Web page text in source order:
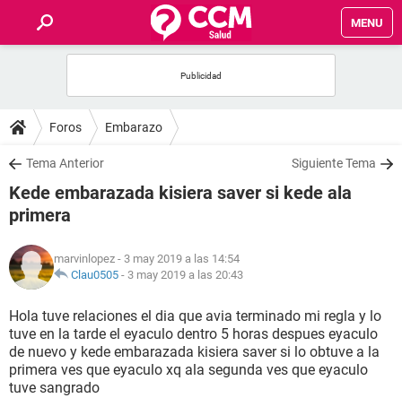
MENU
FOROS
SALUD
FAMILIA
NUTRICIÓN
SEXUALIDAD
GLOSARIO
Foros Embarazo
Tema Anterior Siguiente Tema
Kede embarazada kisiera saver si kede ala
primera
marvinlopez - 3 may 2019 a las 14:54
Clau0505 - 3 may 2019 a las 20:43
Hola tuve relaciones el dia que avia terminado mi regla y lo
tuve en la tarde el eyaculo dentro 5 horas despues eyaculo
de nuevo y kede embarazada kisiera saver si lo obtuve a la
primera ves que eyaculo xq ala segunda ves que eyaculo
tuve sangrado